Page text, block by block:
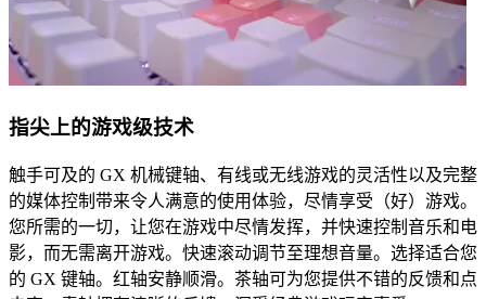
指尖上的游戏级技术
触手可及的 GX 机械键轴、有线或无线游戏的灵活性以及完整
的媒体控制带来令人满意的使用体验，尽情享受（好）游戏。
您所需的一切，让您在游戏中尽情发挥，并快速控制音乐和电
影，而无需离开游戏。快速滚动调节至理想音量。选择适合您
的 GX 键轴。红轴安静顺滑。茶轴可为您提供不错的反馈和点